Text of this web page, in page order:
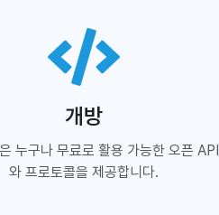
개방
누구나 무료로 활용 가능한 오픈 API
와 프로토콜을 제공합니다.